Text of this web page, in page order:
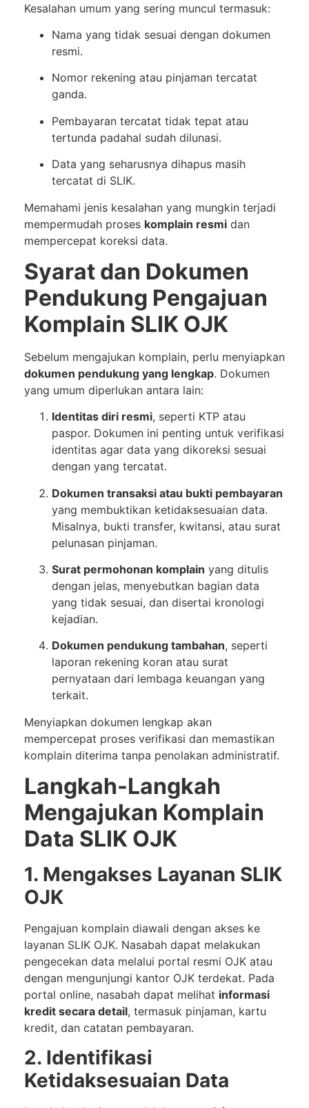
Kesalahan umum yang sering muncul termasuk:
Nama yang tidak sesuai dengan dokumen
resmi.
Nomor rekening atau pinjaman tercatat
ganda.
Pembayaran tercatat tidak tepat atau
tertunda padahal sudah dilunasi.
Data yang seharusnya dihapus masih
tercatat di SLIK.
Memahami jenis kesalahan yang mungkin terjadi
mempermudah proses komplain resmi dan
mempercepat koreksi data.
Syarat dan Dokumen
Pendukung Pengajuan
Komplain SLIK OJK
Sebelum mengajukan komplain, perlu menyiapkan
dokumen pendukung yang lengkap. Dokumen
yang umum diperlukan antara lain:
Identitas diri resmi, seperti KTP atau
paspor. Dokumen ini penting untuk verifikasi
identitas agar data yang dikoreksi sesuai
dengan yang tercatat.
Dokumen transaksi atau bukti pembayaran
yang membuktikan ketidaksesuaian data.
Misalnya, bukti transfer, kwitansi, atau surat
pelunasan pinjaman.
Surat permohonan komplain yang ditulis
dengan jelas, menyebutkan bagian data
yang tidak sesuai, dan disertai kronologi
kejadian.
Dokumen pendukung tambahan, seperti
laporan rekening koran atau surat
pernyataan dari lembaga keuangan yang
terkait.
Menyiapkan dokumen lengkap akan
mempercepat proses verifikasi dan memastikan
komplain diterima tanpa penolakan administratif.
Langkah-Langkah
Mengajukan Komplain
Data SLIK OJK
1. Mengakses Layanan SLIK
OJK
Pengajuan komplain diawali dengan akses ke
layanan SLIK OJK. Nasabah dapat melakukan
pengecekan data melalui portal resmi OJK atau
dengan mengunjungi kantor OJK terdekat. Pada
portal online, nasabah dapat melihat informasi
kredit secara detail, termasuk pinjaman, kartu
kredit, dan catatan pembayaran.
2. Identifikasi
Ketidaksesuaian Data